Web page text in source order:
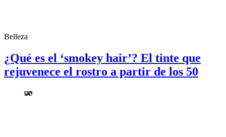
Belleza
¿Qué es el ‘smokey hair’? El tinte que
rejuvenece el rostro a partir de los 50